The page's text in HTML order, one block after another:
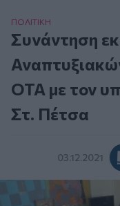
ΠΟΛΙΤΙΚΗ
Συνάντηση
ΟΤΑ με τον
Στ. Πέτσα
03.12.2021